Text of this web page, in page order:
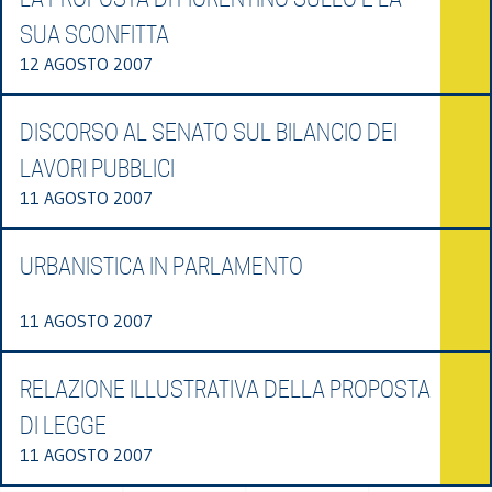
SUA SCONFITTA
12 AGOSTO 2007
DISCORSO AL SENATO SUL BILANCIO DEI
LAVORI PUBBLICI
11 AGOSTO 2007
URBANISTICA IN PARLAMENTO
11 AGOSTO 2007
RELAZIONE ILLUSTRATIVA DELLA PROPOSTA
DI LEGGE
11 AGOSTO 2007